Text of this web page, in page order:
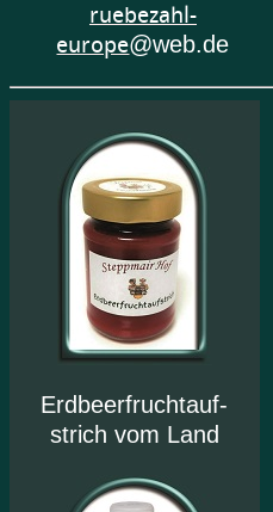
ruebezahl-
europe@web.de
Erdbeerfruchtauf-
strich vom Land